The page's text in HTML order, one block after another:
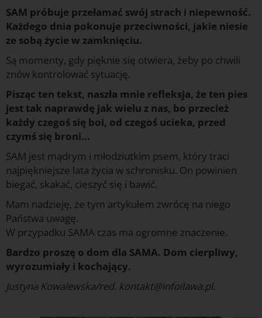
SAM próbuje przełamać swój strach i niepewność.
Każdego dnia pokonuje przeciwności, jakie niesie
ze sobą życie w zamknięciu.
Są momenty, gdy pięknie się otwiera, żeby po chwili
znów kontrolować sytuację.
Pisząc ten tekst, naszła mnie refleksja, że ten pies
jest tak naprawdę jak wielu z nas, bo przecież
każdy czegoś się boi, od czegoś ucieka, przed
czymś się broni...
SAM jest mądrym i młodziutkim psem, który traci
najpiękniejsze lata życia w schronisku. On powinien
biegać, skakać, cieszyć się i bawić.
Mam nadzieję, że tym artykułem zwrócę na niego
Państwa uwagę.
W przypadku SAMA czas ma ogromne znaczenie.
Bardzo proszę o dom dla SAMA. Dom cierpliwy,
wyrozumiały i kochający.
Justyna Kowalewska/red. kontakt@infoilawa.pl.